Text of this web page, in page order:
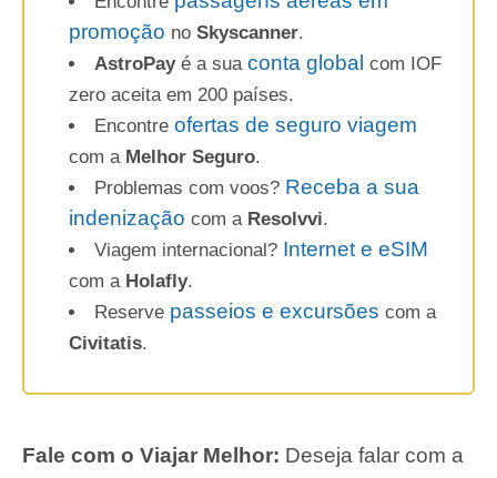
promoção no Skyscanner.
AstroPayé a sua conta global com IOF
zero aceita em 200 países.
Encontre ofertas de seguro viagem
com a Melhor Seguro.
Problemas com voos? Receba a sua
indenização com a Resolvvi.
Viagem internacional? Internet e eSIM
com a Holafly.
Reserve passeios e excursões com a
Civitatis.
Fale com o Viajar Melhor: Deseja falar com a